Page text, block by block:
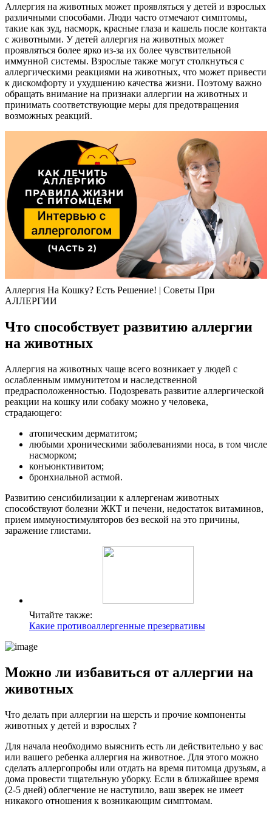
Аллергия на животных может проявляться у детей и взрослых
различными способами. Люди часто отмечают симптомы,
такие как зуд, насморк, красные глаза и кашель после контакта
с животными. У детей аллергия на животных может
проявляться более ярко из-за их более чувствительной
иммунной системы. Взрослые также могут столкнуться с
аллергическими реакциями на животных, что может привести
к дискомфорту и ухудшению качества жизни. Поэтому важно
обращать внимание на признаки аллергии на животных и
принимать соответствующие меры для предотвращения
возможных реакций.
Аллергия На Кошку? Есть Решение! | Советы При
АЛЛЕРГИИ
Что способствует развитию аллергии
на животных
Аллергия на животных чаще всего возникает у людей с
ослабленным иммунитетом и наследственной
предрасположенностью. Подозревать развитие аллергической
реакции на кошку или собаку можно у человека,
страдающего:
атопическим дерматитом;
любыми хроническими заболеваниями носа, в том числе
насморком;
конъюнктивитом;
бронхиальной астмой.
Развитию сенсибилизации к аллергенам животных
способствуют болезни ЖКТ и печени, недостаток витаминов,
прием иммуностимуляторов без веской на это причины,
заражение глистами.
Читайте также:
Какие противоаллергенные презервативы
Можно ли избавиться от аллергии на
животных
Что делать при аллергии на шерсть и прочие компоненты
животных у детей и взрослых ?
Для начала необходимо выяснить есть ли действительно у вас
или вашего ребенка аллергия на животное. Для этого можно
сделать аллергопробы или отдать на время питомца друзьям, а
дома провести тщательную уборку. Если в ближайшее время
(2-5 дней) облегчение не наступило, ваш зверек не имеет
никакого отношения к возникающим симптомам.